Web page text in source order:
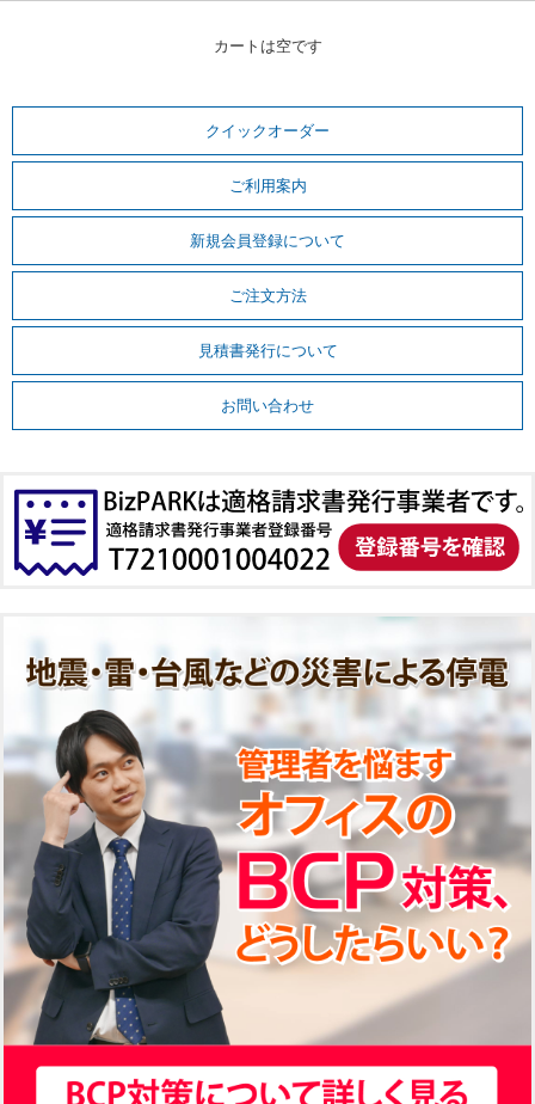
カートは空です
クイックオーダー
ご利用案内
新規会員登録について
ご注文方法
見積書発行について
お問い合わせ